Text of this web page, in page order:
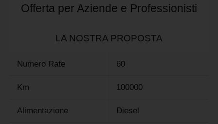
Offerta per Aziende e Professionisti
LA NOSTRA PROPOSTA
Numero Rate 60
Km 100000
Alimentazione Diesel